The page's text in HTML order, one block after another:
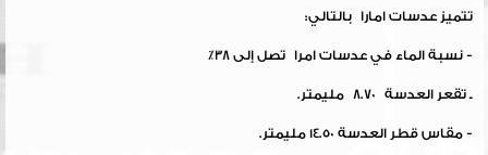
تتميز عدسات امارا بالتالي:
- نسبة الماء في عدسات امرا تصل إلى 38٪
ـ تقعر العدسة 8.70 مليمتر.
- مقاس قطر العدسة 14.50 مليمتر.